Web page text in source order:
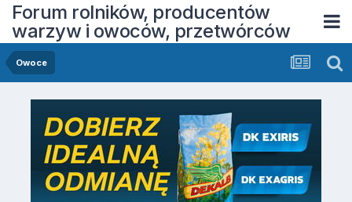
Forum rolników, producentów
warzyw i owoców, przetwórców
Owoce